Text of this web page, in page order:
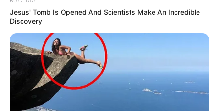
der RegionFränkische Schweiz, auch zu den
weniger für Kinder geeigneten.
Auflistung der beliebtesten und
s in Deutschland
Ausflug hier eintragen Auslandsjahr
08.08.2026 14:00 Uhr: Inklusiv geführte Kids Tour
Jesus' Tomb Is Opened And Scientists Make An Incredible
Discovery